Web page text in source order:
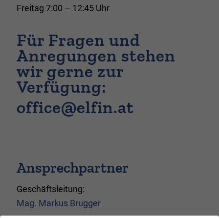
Freitag 7:00 – 12:45 Uhr
Für Fragen und
Anregungen stehen
wir gerne zur
Verfügung:
office@elfin.at
Ansprechpartner
Geschäftsleitung:
Mag. Markus Brugger